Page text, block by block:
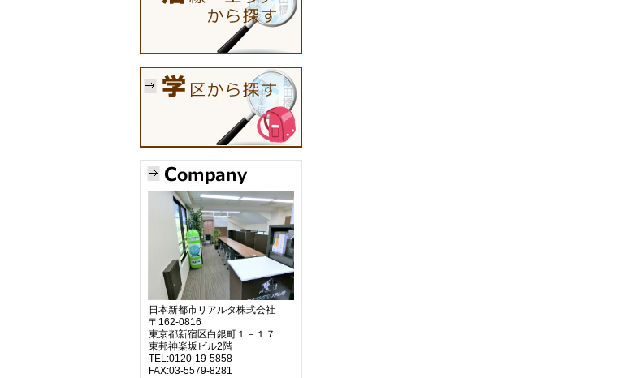
日本新都市リアルタ株式会社
〒162-0816
東京都新宿区白銀町１－１７
東邦神楽坂ビル2階
TEL:0120-19-5858
FAX:03-5579-8281